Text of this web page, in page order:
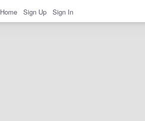
Home Sign Up Sign In